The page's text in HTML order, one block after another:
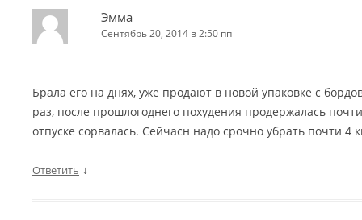
Эмма
Сентябрь 20, 2014 в 2:50 пп
Брала его на днях, уже продают в новой упаковке с
раз, после прошлогоднего похудения продержалась
отпуске сорвалась. Сейчасн надо срочно убрать почти 4
Ответить ↓